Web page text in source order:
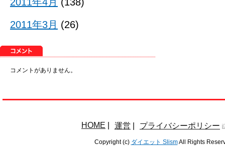
2011年3月 (26)
コメントがありません。
HOME 運営 プライバシーポリシー
Copyright (c) ダイエット SlismAll Rights